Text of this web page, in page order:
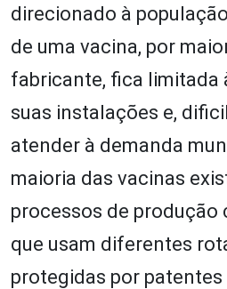
direcionado à
de uma vacina, por
fabricante, fica limitada
suas instalações e,
atender à demanda
maioria das vacinas
processos de produção
que usam diferentes
protegidas por